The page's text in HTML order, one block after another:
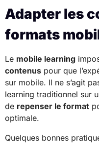
Adapter les
formats
Le mobile learning
contenus pour que
sur mobile. Il ne s’agit
learning traditionnel sur
de repenser le format
optimale.
Quelques bonnes